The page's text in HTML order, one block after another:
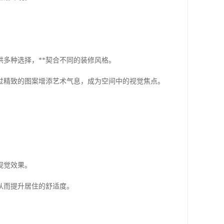
种选择，**契合不同的装修风格。
致的图案增添艺术气息，成为空间中的视觉焦点。
效果。
提升居住的舒适度。